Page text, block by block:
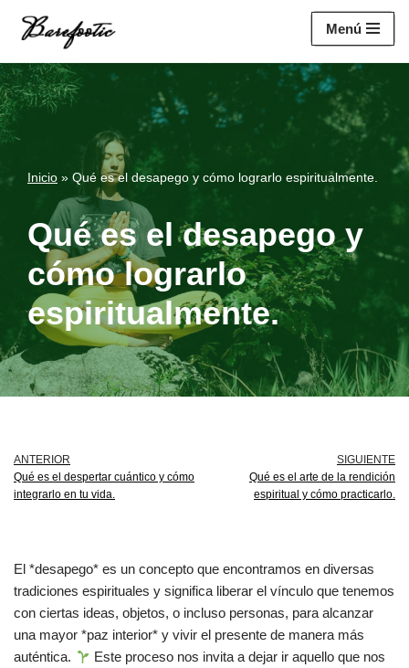
Saltar
al
contenido
Menú
Inicio » Qué es el desapego y cómo lograrlo espiritualmente.
Qué es el desapego y
cómo lograrlo
espiritualmente.
ANTERIOR
Qué es el despertar cuántico y cómo
integrarlo en tu vida.
SIGUIENTE
Qué es el arte de la rendición
espiritual y cómo practicarlo.
El *desapego* es un concepto que encontramos en diversas
tradiciones espirituales y significa liberar el vínculo que tenemos
con ciertas ideas, objetos, o incluso personas, para alcanzar
una mayor *paz interior* y vivir el presente de manera más
auténtica.
Este proceso nos invita a dejar ir aquello que nos